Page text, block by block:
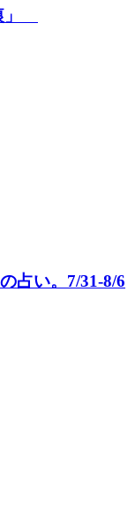
」
占い。7/31-8/6